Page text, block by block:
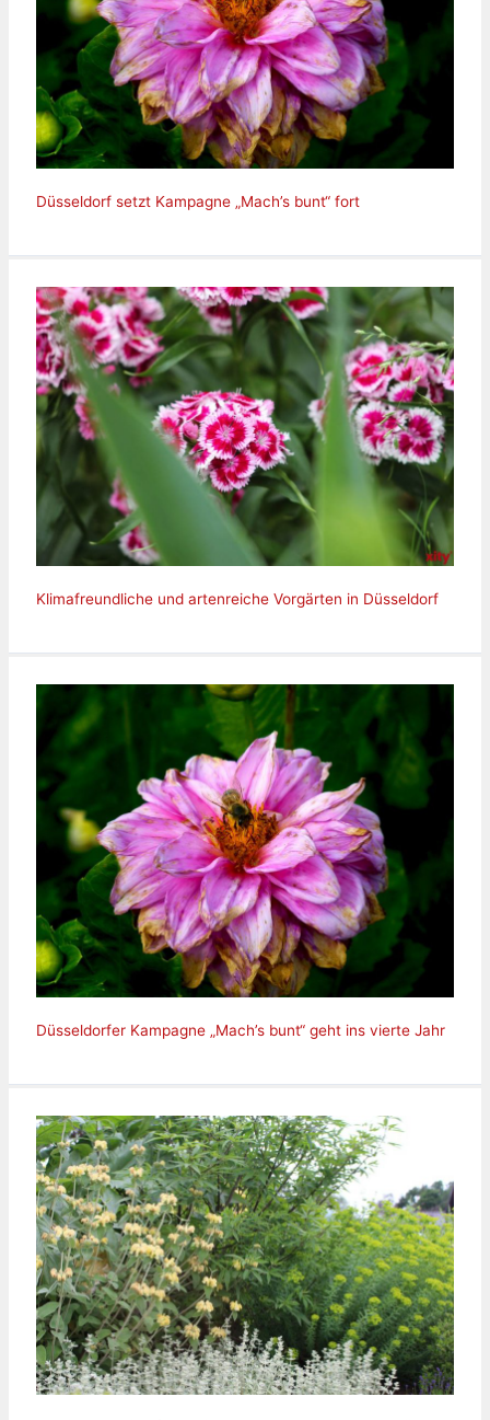
Düsseldorf setzt Kampagne „Mach’s bunt“ fort
Klimafreundliche und artenreiche Vorgärten in Düsseldorf
Düsseldorfer Kampagne „Mach’s bunt“ geht ins vierte Jahr